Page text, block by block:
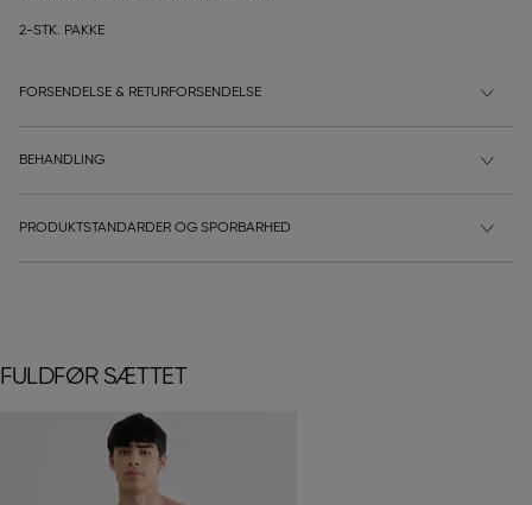
2-STK. PAKKE
FORSENDELSE & RETURFORSENDELSE
BEHANDLING
PRODUKTSTANDARDER OG SPORBARHED
FULDFØR SÆTTET